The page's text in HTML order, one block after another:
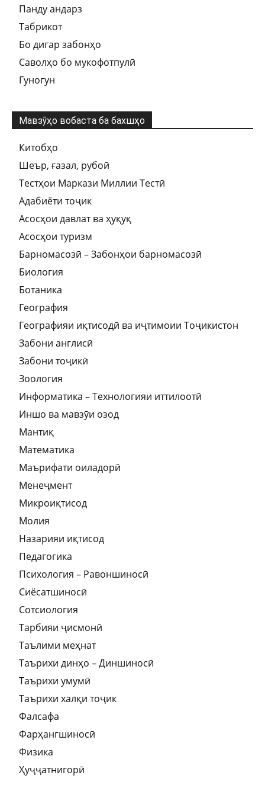
Панду андарз
Табрикот
Бо дигар забонҳо
Саволҳо бо мукофотпулӣ
Гуногун
Мавзӯҳо вобаста ба бахшҳо
Китобҳо
Шеър, ғазал, рубоӣ
Тестҳои Маркази Миллии Тестӣ
Адабиёти тоҷик
Асосҳои давлат ва ҳуқуқ
Асосҳои туризм
Барномасозӣ – Забонҳои барномасозӣ
Биология
Ботаника
География
Географияи иқтисодӣ ва иҷтимоии Тоҷикистон
Забони англисӣ
Забони тоҷикӣ
Зоология
Информатика – Технологияи иттилоотӣ
Иншо ва мавзӯи озод
Мантиқ
Математика
Маърифати оиладорӣ
Менеҷмент
Микроиқтисод
Молия
Назарияи иқтисод
Педагогика
Психология – Равоншиносӣ
Сиёсатшиносӣ
Сотсиология
Тарбияи ҷисмонӣ
Таълими меҳнат
Таърихи динҳо – Диншиносӣ
Таърихи умумӣ
Таърихи халқи тоҷик
Фалсафа
Фарҳангшиносӣ
Физика
Ҳуҷҷатнигорӣ